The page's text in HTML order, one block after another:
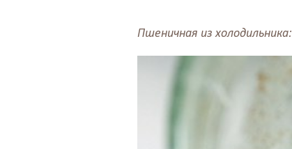
Пшеничная из холодильника: